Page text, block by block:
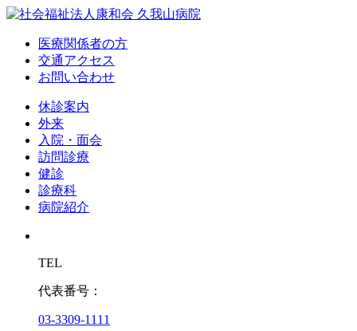
医療関係者の方
交通アクセス
お問い合わせ
休診案内
外来
入院・面会
訪問診療
健診
診療科
病院紹介
TEL
代表番号：
03-3309-1111